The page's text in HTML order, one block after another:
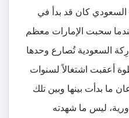
السعودي كان قد بدأ في
سحبت الإمارات معظم
السعودية تُصارع وحدها
أعقبت اشتغالاً لسنوات
ما بدأت بينها وبين تلك
ليس ما شهدته